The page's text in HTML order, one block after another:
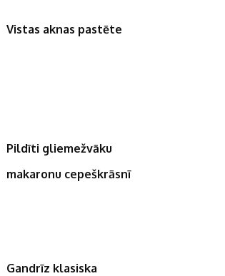
Vistas aknas pastēte
Pildīti gliemežvāku
makaronu cepeškrāsnī
Gandrīz klasiska